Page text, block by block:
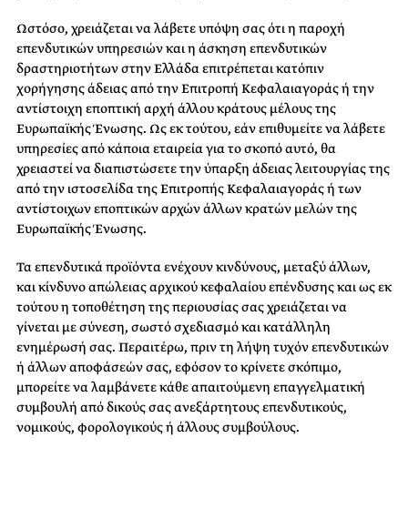
Ωστόσο, χρειάζεται να λάβετε υπόψη σας ότι η παροχή
επενδυτικών υπηρεσιών και η άσκηση επενδυτικών
δραστηριοτήτων στην Ελλάδα επιτρέπεται κατόπιν
χορήγησης άδειας από την Επιτροπή Κεφαλαιαγοράς ή την
αντίστοιχη εποπτική αρχή άλλου κράτους μέλους της
Ευρωπαϊκής Ένωσης. Ως εκ τούτου, εάν επιθυμείτε να λάβετε
υπηρεσίες από κάποια εταιρεία για το σκοπό αυτό, θα
χρειαστεί να διαπιστώσετε την ύπαρξη άδειας λειτουργίας της
από την ιστοσελίδα της Επιτροπής Κεφαλαιαγοράς ή των
αντίστοιχων εποπτικών αρχών άλλων κρατών μελών της
Ευρωπαϊκής Ένωσης.
Τα επενδυτικά προϊόντα ενέχουν κινδύνους, μεταξύ άλλων,
και κίνδυνο απώλειας αρχικού κεφαλαίου επένδυσης και ως εκ
τούτου η τοποθέτηση της περιουσίας σας χρειάζεται να
γίνεται με σύνεση, σωστό σχεδιασμό και κατάλληλη
ενημέρωσή σας. Περαιτέρω, πριν τη λήψη τυχόν επενδυτικών
ή άλλων αποφάσεών σας, εφόσον το κρίνετε σκόπιμο,
μπορείτε να λαμβάνετε κάθε απαιτούμενη επαγγελματική
συμβουλή από δικούς σας ανεξάρτητους επενδυτικούς,
νομικούς, φορολογικούς ή άλλους συμβούλους.